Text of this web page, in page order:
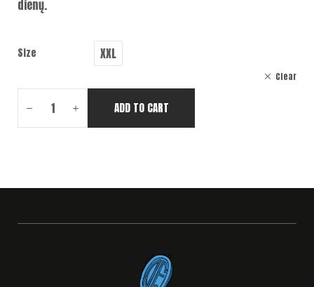
dienų.
Size XXL
Clear
ADD TO CART